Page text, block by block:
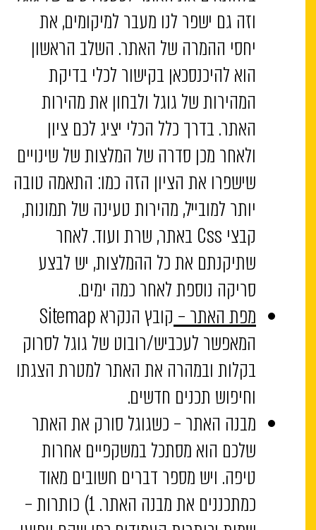
וזה גם ישפר לנו מעבר למיקומים, את
יחסי ההמרה של האתר. השלב הראשון
הוא להיכנסכאן בקישור לכלי בדיקת
המהירות של גוגל ולבחון את מהירות
האתר. בדרך כלל הכלי יציג לכם ציון
ולאחר מכן סדרה של המלצות של שינויים
שישפרו את הציון הזה כמו: התאמה טובה
יותר למובייל, מהירות טעינה של תמונות,
קבצי Css באתר, שרת ועוד. לאחר
שתיקנתם את כל ההמלצות, יש לבצע
סריקה נוספת לאחר כמה ימים.
מפת האתר –
קובץ הנקרא Sitemap
המאפשר לעכביש/רובוט של גוגל לסרוק
בקלות ובמהרה את האתר למטרת הצגתו
וחיפוש תכנים חדשים.
מבנה האתר – כשגוגל סורק את האתר
שלכם הוא מסתכל במשקפיים אחרות
טיפה. ויש מספר דברים חשובים מאוד
כמתכננים את מבנה האתר. 1) כותרות –